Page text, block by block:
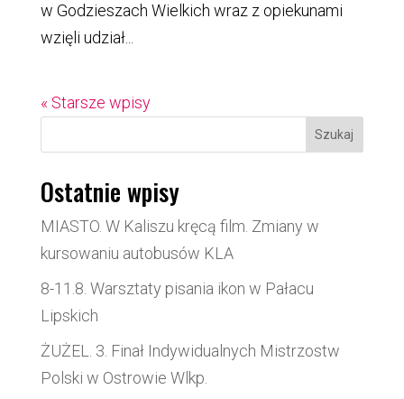
w Godzieszach Wielkich wraz z opiekunami
wzięli udział...
« Starsze wpisy
Szukaj
Ostatnie wpisy
MIASTO. W Kaliszu kręcą film. Zmiany w
kursowaniu autobusów KLA
8-11.8. Warsztaty pisania ikon w Pałacu
Lipskich
ŻUŻEL. 3. Finał Indywidualnych Mistrzostw
Polski w Ostrowie Wlkp.